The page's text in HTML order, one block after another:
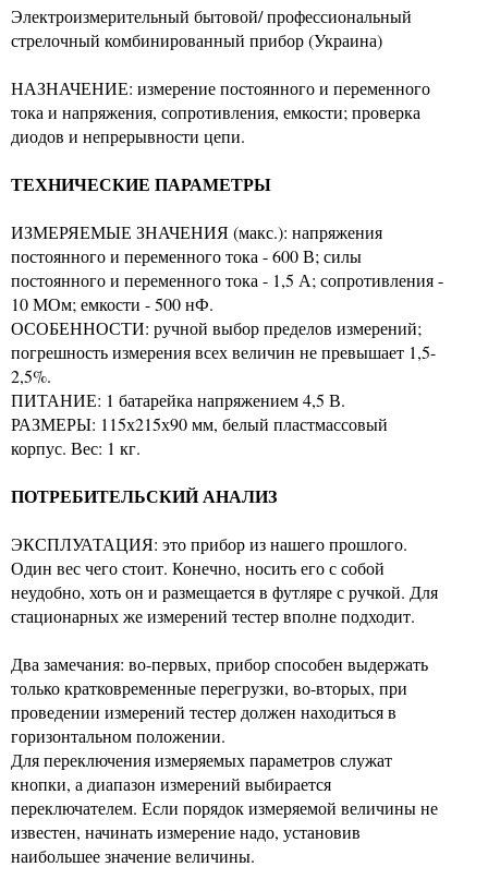
Электроизмерительный бытовой/ профессиональный
стрелочный комбинированный прибор (Украина)
НАЗНАЧЕНИЕ: измерение постоянного и переменного
тока и напряжения, сопротивления, емкости; проверка
диодов и непрерывности цепи.
ТЕХНИЧЕСКИЕ ПАРАМЕТРЫ
ИЗМЕРЯЕМЫЕ ЗНАЧЕНИЯ (макс.): напряжения
постоянного и переменного тока - 600 В; силы
постоянного и переменного тока - 1,5 А; сопротивления -
10 МОм; емкости - 500 нФ.
ОСОБЕННОСТИ: ручной выбор пределов измерений;
погрешность измерения всех величин не превышает 1,5-
2,5%.
ПИТАНИЕ: 1 батарейка напряжением 4,5 В.
РАЗМЕРЫ: 115х215х90 мм, белый пластмассовый
корпус. Вес: 1 кг.
ПОТРЕБИТЕЛЬСКИЙ АНАЛИЗ
ЭКСПЛУАТАЦИЯ: это прибор из нашего прошлого.
Один вес чего стоит. Конечно, носить его с собой
неудобно, хоть он и размещается в футляре с ручкой. Для
стационарных же измерений тестер вполне подходит.
Два замечания: во-первых, прибор способен выдержать
только кратковременные перегрузки, во-вторых, при
проведении измерений тестер должен находиться в
горизонтальном положении.
Для переключения измеряемых параметров служат
кнопки, а диапазон измерений выбирается
переключателем. Если порядок измеряемой величины не
известен, начинать измерение надо, установив
наибольшее значение величины.